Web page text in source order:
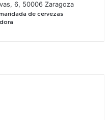
6, 50006 Zaragoza
de cervezas